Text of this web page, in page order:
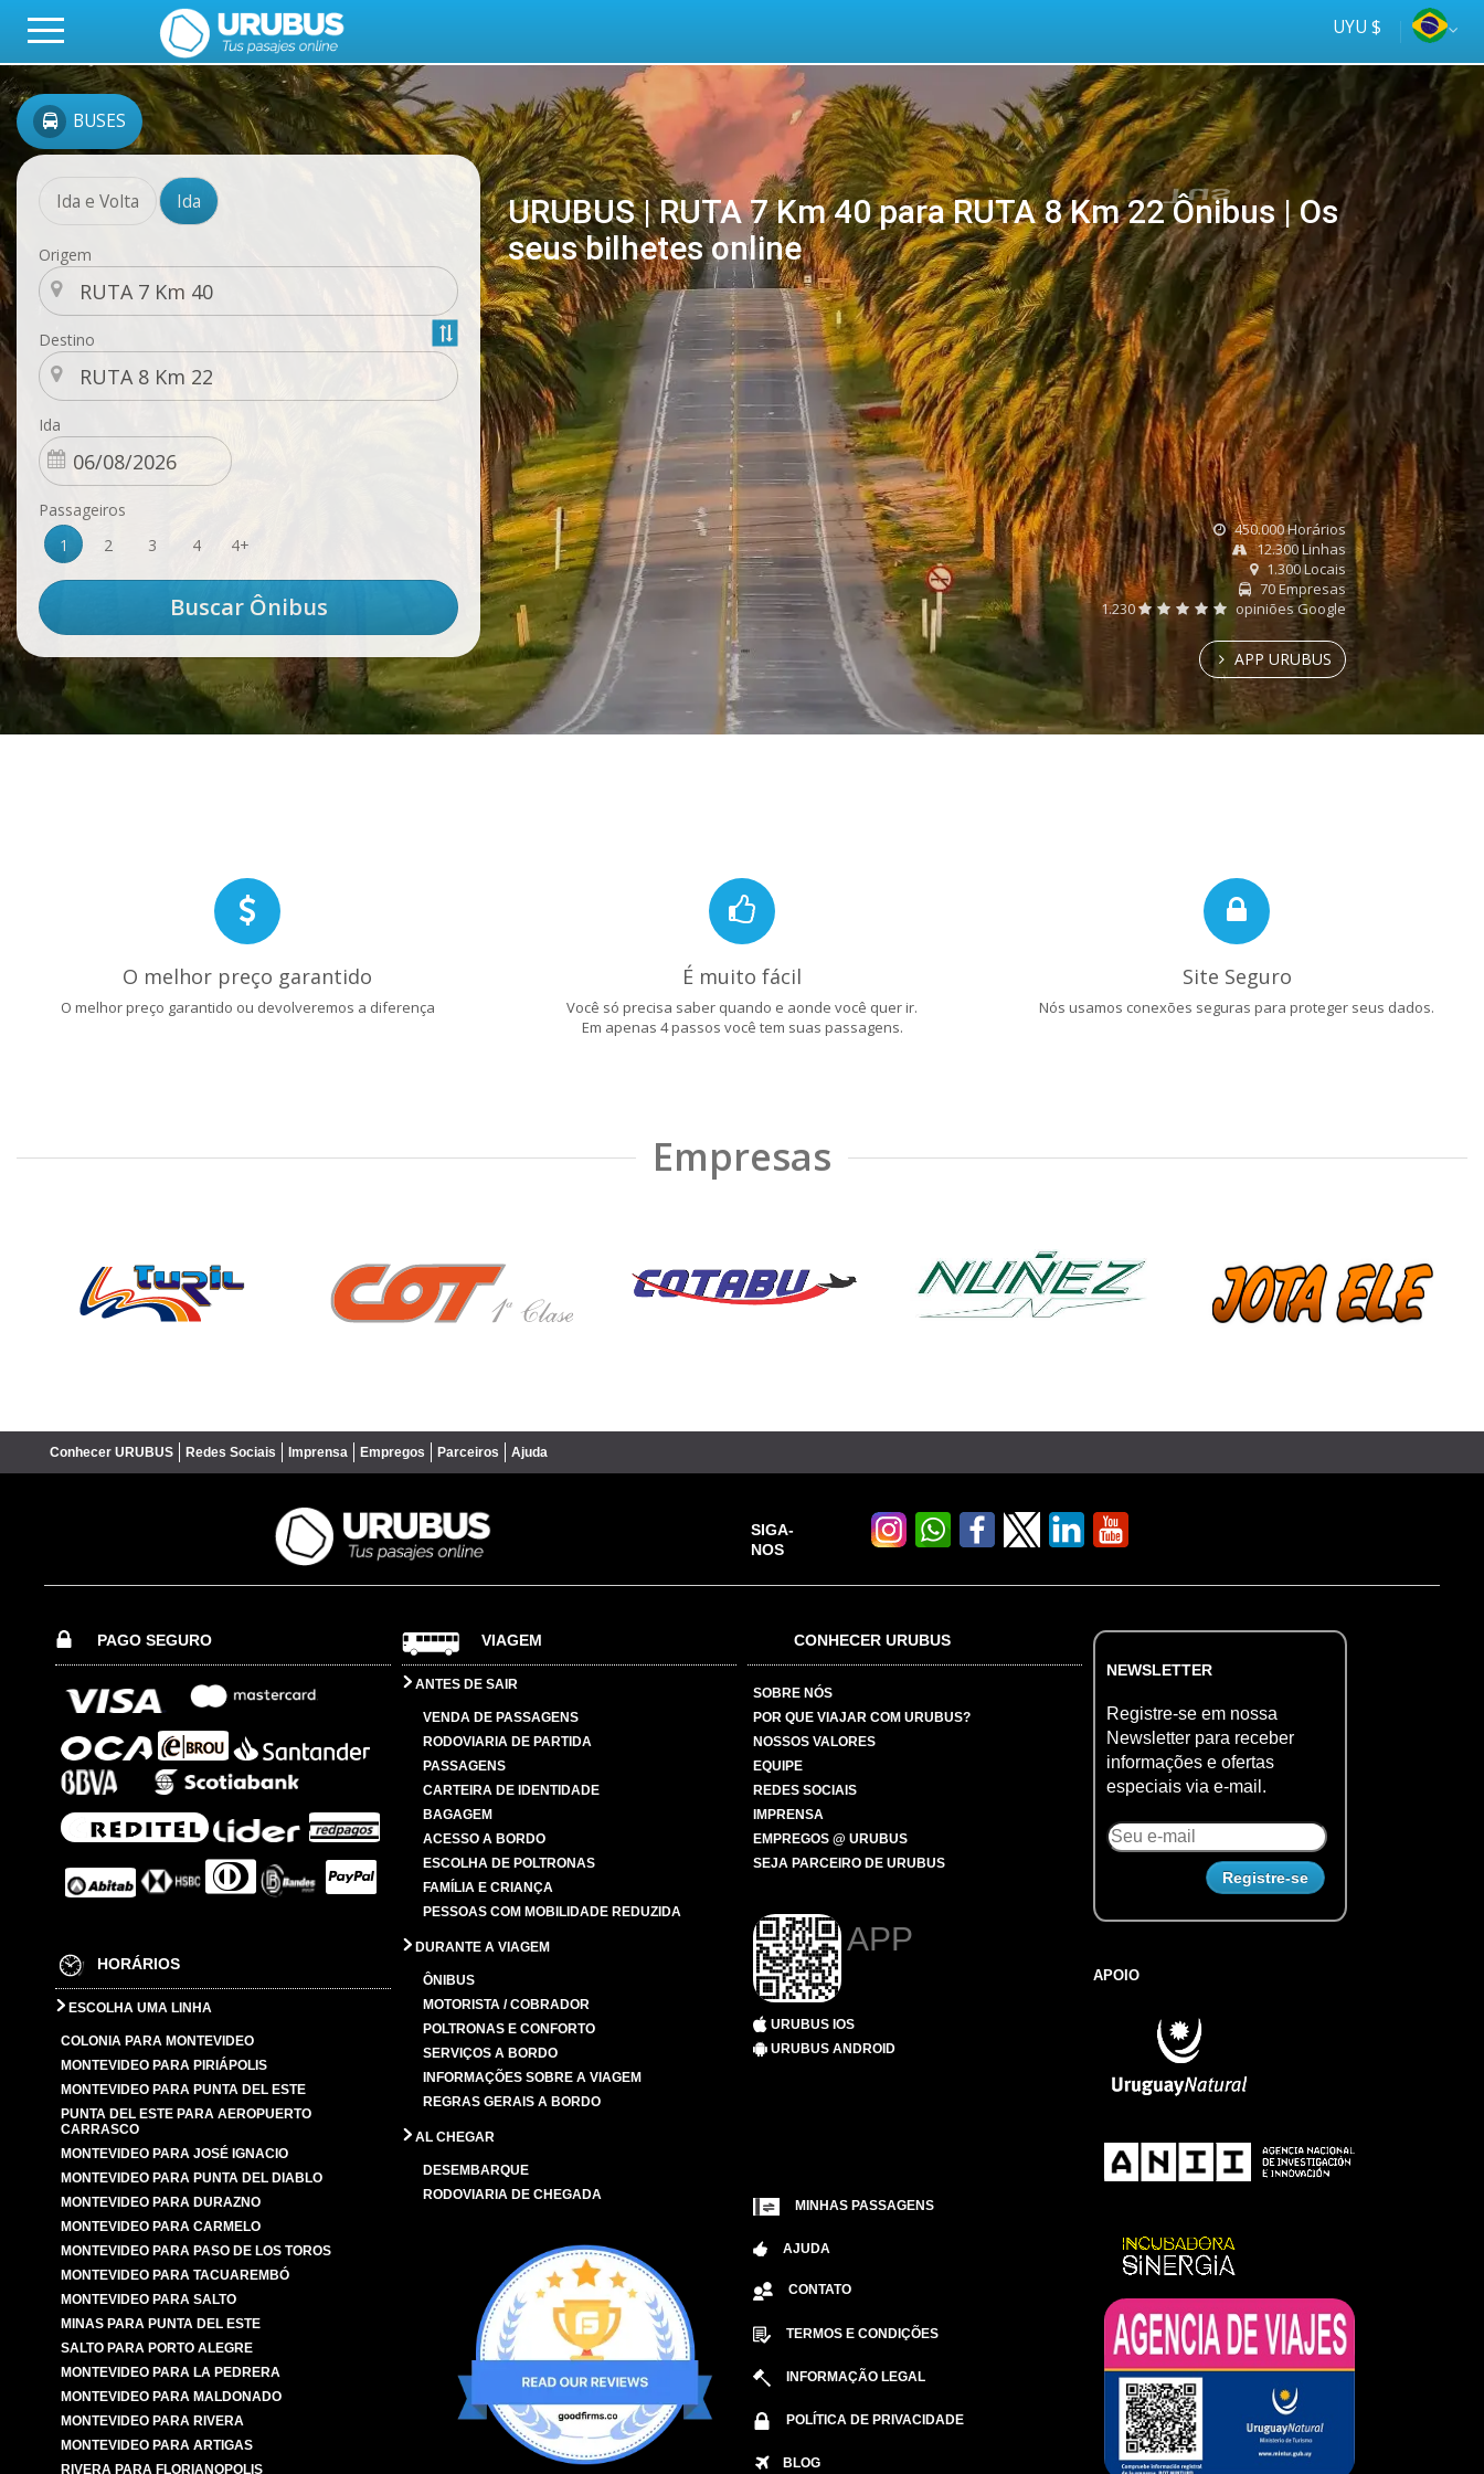
UYU $
BUSES
Ida e Volta Ida
Origem
Destino
Ida
Passageiros
1
2 3 4 4+
URUBUS | RUTA 7 Km 40 para RUTA 8 Km 22 Ônibus | Os
seus bilhetes online
online
Tus
ómnibus
450.000 Horários
12.300 Linhas
1.300 Locais
70 Empresas
1.230
opiniões Google
APP URUBUS
O melhor preço garantido
O melhor preço garantido ou devolveremos a diferença
É muito fácil
Você só precisa saber quando e aonde você quer ir.
Em apenas 4 passos você tem suas passagens.
Site Seguro
Nós usamos conexões seguras para proteger seus dados.
Empresas
Conhecer URUBUS Redes Sociais Imprensa Empregos Parceiros Ajuda
SIGA-
NOS
PAGO SEGURO
HORÁRIOS
ESCOLHA UMA LINHA
COLONIA PARA MONTEVIDEO
MONTEVIDEO PARA PIRIÁPOLIS
MONTEVIDEO PARA PUNTA DEL ESTE
PUNTA DEL ESTE PARA AEROPUERTO
CARRASCO
MONTEVIDEO PARA JOSÉ IGNACIO
MONTEVIDEO PARA PUNTA DEL DIABLO
MONTEVIDEO PARA DURAZNO
MONTEVIDEO PARA CARMELO
MONTEVIDEO PARA PASO DE LOS TOROS
MONTEVIDEO PARA TACUAREMBÓ
MONTEVIDEO PARA SALTO
MINAS PARA PUNTA DEL ESTE
SALTO PARA PORTO ALEGRE
MONTEVIDEO PARA LA PEDRERA
MONTEVIDEO PARA MALDONADO
MONTEVIDEO PARA RIVERA
MONTEVIDEO PARA ARTIGAS
RIVERA PARA FLORIANOPOLIS
VIAGEM
ANTES DE SAIR
VENDA DE PASSAGENS
RODOVIARIA DE PARTIDA
PASSAGENS
CARTEIRA DE IDENTIDADE
BAGAGEM
ACESSO A BORDO
ESCOLHA DE POLTRONAS
FAMÍLIA E CRIANÇA
PESSOAS COM MOBILIDADE REDUZIDA
DURANTE A VIAGEM
ÔNIBUS
MOTORISTA / COBRADOR
POLTRONAS E CONFORTO
SERVIÇOS A BORDO
INFORMAÇÕES SOBRE A VIAGEM
REGRAS GERAIS A BORDO
AL CHEGAR
DESEMBARQUE
RODOVIARIA DE CHEGADA
CONHECER URUBUS
SOBRE NÓS
POR QUE VIAJAR COM URUBUS?
NOSSOS VALORES
EQUIPE
REDES SOCIAIS
IMPRENSA
EMPREGOS @ URUBUS
SEJA PARCEIRO DE URUBUS
APP
URUBUS IOS
URUBUS ANDROID
MINHAS PASSAGENS
AJUDA
CONTATO
TERMOS E CONDIÇÕES
INFORMAÇÃO LEGAL
POLÍTICA DE PRIVACIDADE
BLOG
NEWSLETTER
Registre-se em nossa
Newsletter para receber
informações e ofertas
especiais via e-mail.
APOIO